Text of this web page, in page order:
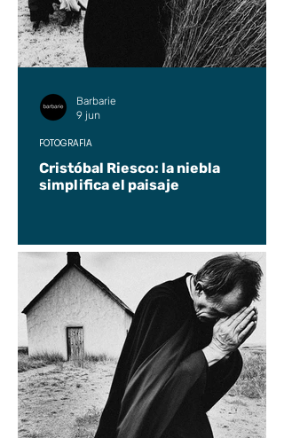
Cristóbal Riesco: la niebla
simplifica el paisaje
FOTOGRAFÍA
Barbarie
9 jun